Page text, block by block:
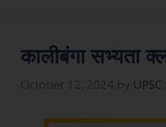
कालीबंगा सभ्यता
October 12, 2024 by